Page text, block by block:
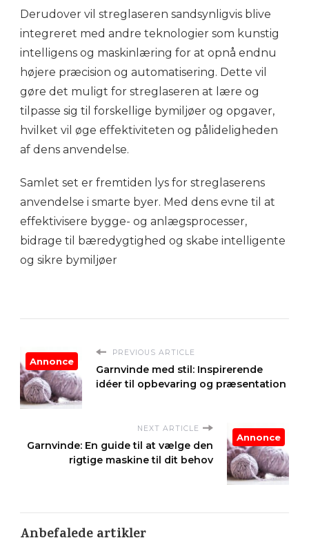
Derudover vil streglaseren sandsynligvis blive
integreret med andre teknologier som kunstig
intelligens og maskinlæring for at opnå endnu
højere præcision og automatisering. Dette vil
gøre det muligt for streglaseren at lære og
tilpasse sig til forskellige bymiljøer og opgaver,
hvilket vil øge effektiviteten og pålideligheden
af dens anvendelse.
Samlet set er fremtiden lys for streglaserens
anvendelse i smarte byer. Med dens evne til at
effektivisere bygge- og anlægsprocesser,
bidrage til bæredygtighed og skabe intelligente
og sikre bymiljøer
PREVIOUS ARTICLE
Garnvinde med stil: Inspirerende
idéer til opbevaring og præsentation
Annonce
NEXT ARTICLE
Garnvinde: En guide til at vælge den
rigtige maskine til dit behov
Annonce
Anbefalede artikler